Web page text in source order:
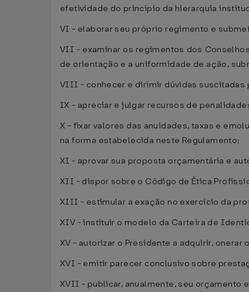
efetividade do princípio da hierarquia
VI - elaborar seu próprio regimento e
VII - examinar os regimentos dos
de orientação e a uniformidade de ação,
VIII - conhecer e dirimir dúvidas suscitadas
IX - apreciar e julgar recursos de
X - fixar valores das anuidades, taxas e
na forma estabelecida neste Regulamento;
XI - aprovar sua proposta orçamentária e
XII - dispor sobre o Código de Ética
XIII - estimular a exação no exercício da
XIV - instituir o modelo da Carteira de
XV - autorizar o Presidente a adquirir, onerar
XVI - emitir parecer conclusivo sobre
XVII - publicar, anualmente, seu orçamento